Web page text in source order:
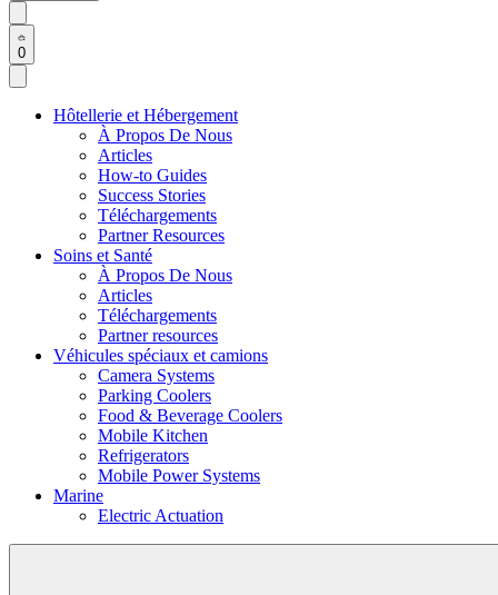
0
Hôtellerie et Hébergement
À Propos De Nous
Articles
How-to Guides
Success Stories
Téléchargements
Partner Resources
Soins et Santé
À Propos De Nous
Articles
Téléchargements
Partner resources
Véhicules spéciaux et camions
Camera Systems
Parking Coolers
Food & Beverage Coolers
Mobile Kitchen
Refrigerators
Mobile Power Systems
Marine
Electric Actuation